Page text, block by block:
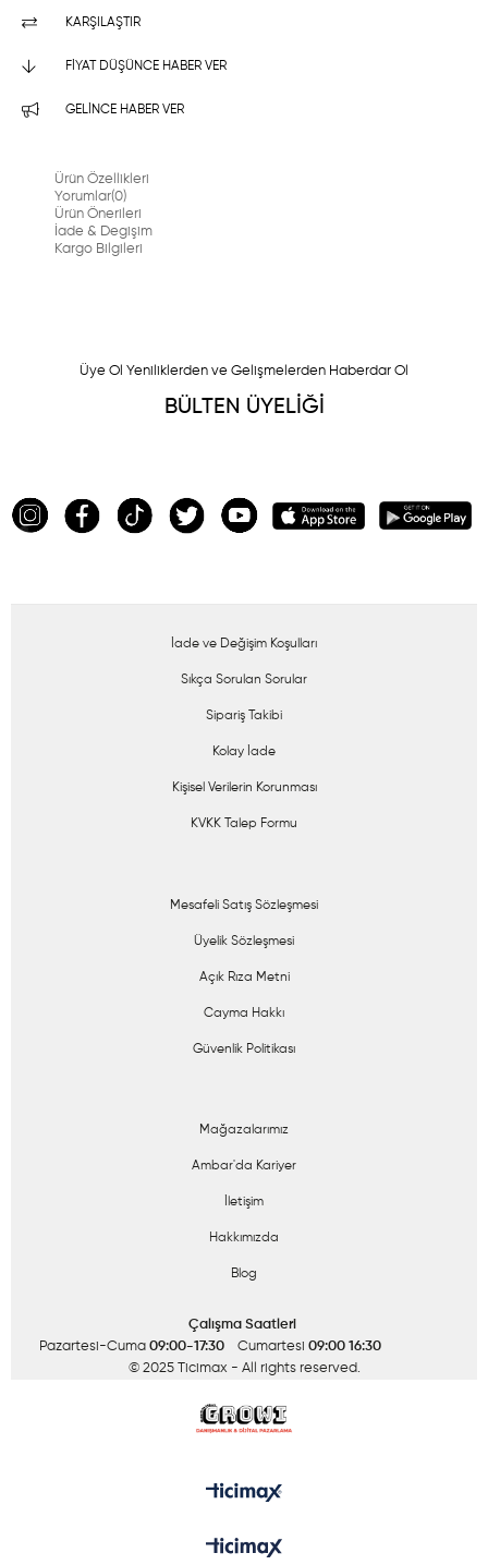
KARŞILAŞTIR
FIYAT DÜŞÜNCE HABER VER
GELINCE HABER VER
Ürün Özellikleri
Yorumlar(0)
Ürün Önerileri
İade & Degişim
Kargo Bilgileri
Üye Ol Yeniliklerden ve Gelişmelerden Haberdar Ol
BÜLTEN ÜYELİĞİ
İade ve Değişim Koşulları
Sıkça Sorulan Sorular
Sipariş Takibi
Kolay İade
Kişisel Verilerin Korunması
KVKK Talep Formu
Mesafeli Satış Sözleşmesi
Üyelik Sözleşmesi
Açık Rıza Metni
Cayma Hakkı
Güvenlik Politikası
Mağazalarımız
Ambar'da Kariyer
İletişim
Hakkımızda
Blog
Çalışma Saatleri
Pazartesi-Cuma 09:00-17:30 Cumartesi 09:00 16:30
© 2025 Ticimax - All rights reserved.